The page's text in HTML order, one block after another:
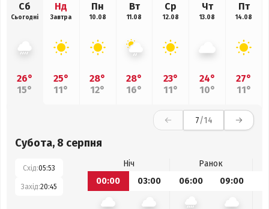
Сб
Сьогодні
26°
15°
Нд
Завтра
25°
11°
Пн
10.08
28°
12°
Вт
11.08
28°
16°
Ср
12.08
23°
11°
Чт
13.08
24°
10°
Пт
14.08
27°
11°
7/14
Субота, 8 серпня
Схід:05:53
Захід:20:45
Ніч
Ранок
00:00
03:00 06:00 09:00